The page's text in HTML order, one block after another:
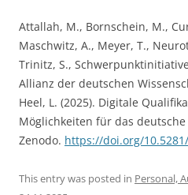
Attallah, M., Bornschein, M.,
Maschwitz, A., Meyer, T.,
Trinitz, S.,
Allianz der deutschen
Heel, L. (2025). Digitale
Möglichkeiten für das
Zenodo. https://doi.org/
This entry was posted in Personal,